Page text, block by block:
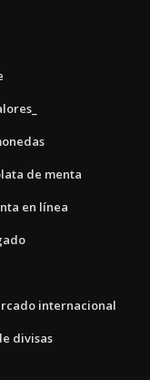
de menta
en línea
internacional
divisas